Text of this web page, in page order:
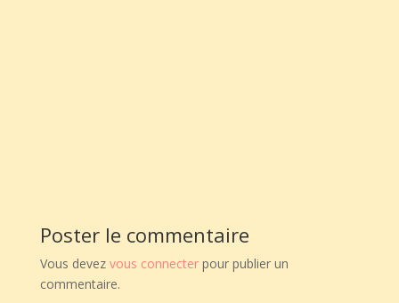
Poster le commentaire
Vous devez vous connecterpour publier un
commentaire.